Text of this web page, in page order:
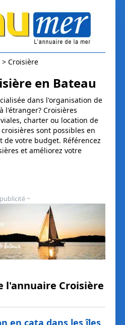
Croisière
en Bateau
dans l'organisation de
l'étranger? Croisières
charter ou location de
sont possibles en
de votre budget. Référencez
et améliorez votre
~
l'annuaire Croisière
en cata dans les îles